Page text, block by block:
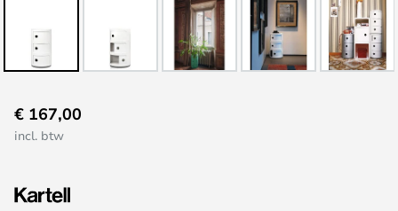
naar
het
van
€ 167,00
incl. btw